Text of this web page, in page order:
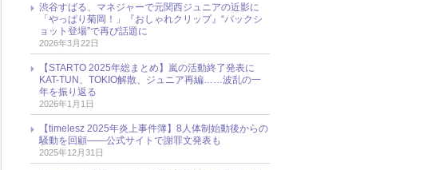
渋谷すばる、マネジャーで元関西ジュニアの近影に
「やっぱり菊岡！」『おしゃれクリップ』“バックシ
ョット登場”で再び話題に
2026年3月22日
【STARTO 2025年総まとめ】嵐の活動終了発表に
KAT-TUN、TOKIO解散、ジュニア再編……波乱の一
年を振り返る
2026年1月1日
【timelesz 2025年炎上事件簿】8人体制始動後からの
騒動を回顧――公式サイトで謝罪文発表も
2025年12月31日